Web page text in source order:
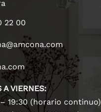
22 00
A VIERNES:
19:30 (horario continuo)